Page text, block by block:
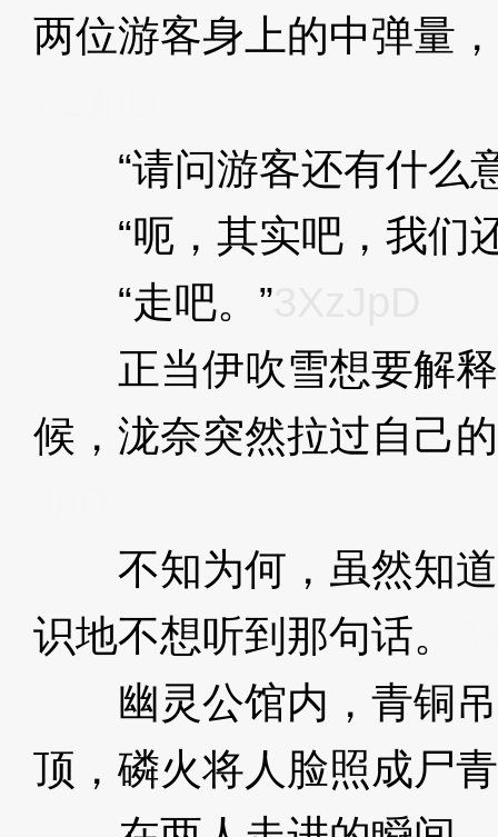
两位游客身上的中弹量
“请问游客还有什么
“呃，其实吧，我们
“走吧。”
正当伊吹雪想要解释
候，泷奈突然拉过自己
不知为何，虽然知道
识地不想听到那句话。
幽灵公馆内，青铜吊
顶，磷火将人脸照成尸